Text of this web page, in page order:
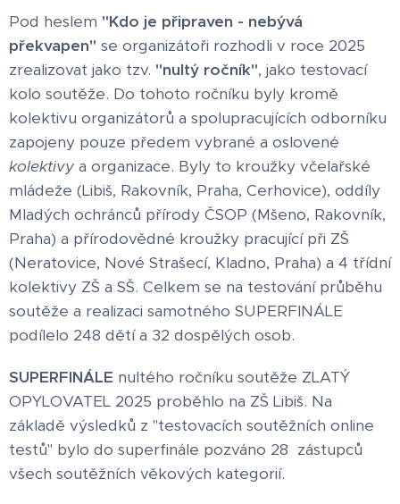
Pod heslem "Kdo je připraven - nebývá
překvapen" se organizátoři rozhodli v roce 2025
zrealizovat jako tzv. "nultý ročník", jako testovací
kolo soutěže. Do tohoto ročníku byly kromě
kolektivu organizátorů a spolupracujících odborníku
zapojeny pouze předem vybrané a oslovené
kolektivy a organizace. Byly to kroužky včelařské
mládeže (Libiš, Rakovník, Praha, Cerhovice), oddíly
Mladých ochránců přírody ČSOP (Mšeno, Rakovník,
Praha) a přírodovědné kroužky pracující při ZŠ
(Neratovice, Nové Strašecí, Kladno, Praha) a 4 třídní
kolektivy ZŠ a SŠ. Celkem se na testování průběhu
soutěže a realizaci samotného SUPERFINÁLE
podílelo 248 dětí a 32 dospělých osob.
SUPERFINÁLE nultého ročníku soutěže ZLATÝ
OPYLOVATEL 2025 proběhlo na ZŠ Libiš. Na
základě výsledků z "testovacích soutěžních online
testů" bylo do superfinále pozváno 28 zástupců
všech soutěžních věkových kategorií.